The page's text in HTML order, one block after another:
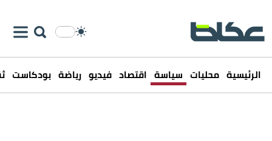
الرئيسية محليات سياسة اقتصاد فيديو رياضة بودكاست